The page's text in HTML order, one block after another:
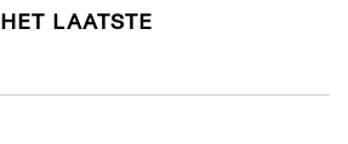
HET LAATSTE